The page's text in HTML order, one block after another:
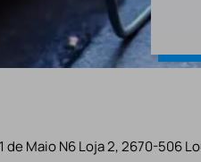
de Maio N6 Loja 2, 2670-506